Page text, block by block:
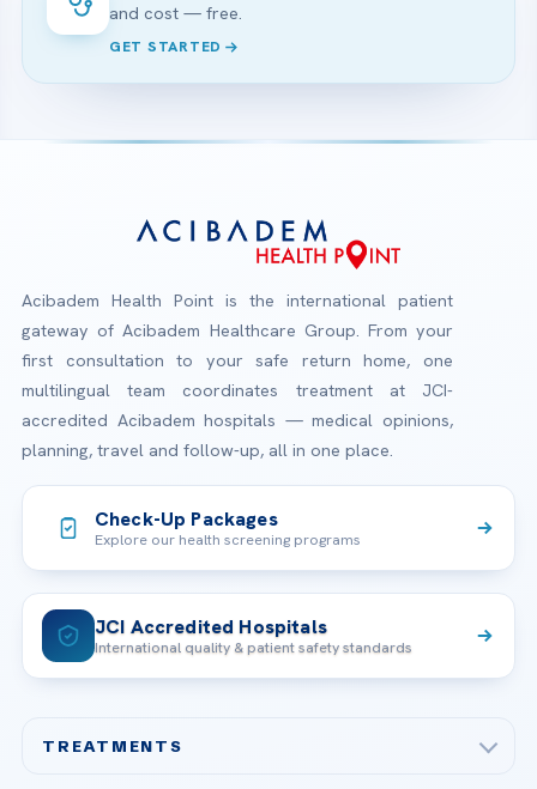
and cost — free.
GET STARTED
Acibadem Health Point is the international patient
gateway of Acibadem Healthcare Group. From your
first consultation to your safe return home, one
multilingual team coordinates treatment at JCI-
accredited Acibadem hospitals — medical opinions,
planning, travel and follow-up, all in one place.
Check-Up Packages
Explore our health screening programs
JCI Accredited Hospitals
International quality & patient safety standards
TREATMENTS